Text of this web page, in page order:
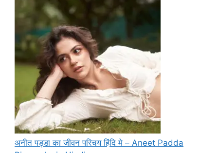
अनीत पड्डा का जीवन परिचय हिंदि मे – Aneet Padda